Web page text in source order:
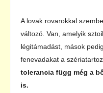
A lovak rovarokkal
változó. Van, amelyik
légitámadást, mások
fenevadakat a
tolerancia függ még a
is.